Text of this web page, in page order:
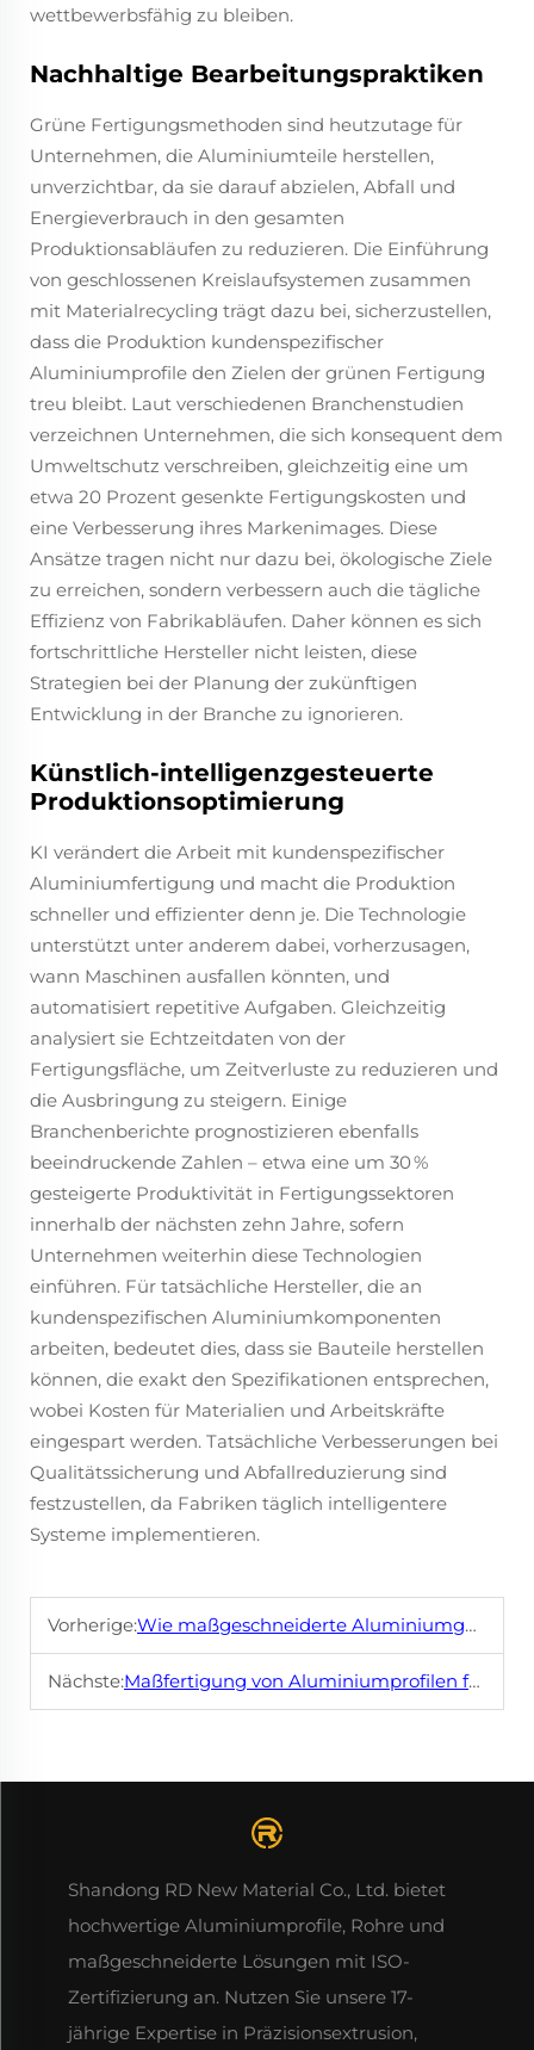
wettbewerbsfähig zu bleiben.
Nachhaltige Bearbeitungspraktiken
Grüne Fertigungsmethoden sind heutzutage für
Unternehmen, die Aluminiumteile herstellen,
unverzichtbar, da sie darauf abzielen, Abfall und
Energieverbrauch in den gesamten
Produktionsabläufen zu reduzieren. Die Einführung
von geschlossenen Kreislaufsystemen zusammen
mit Materialrecycling trägt dazu bei, sicherzustellen,
dass die Produktion kundenspezifischer
Aluminiumprofile den Zielen der grünen Fertigung
treu bleibt. Laut verschiedenen Branchenstudien
verzeichnen Unternehmen, die sich konsequent dem
Umweltschutz verschreiben, gleichzeitig eine um
etwa 20 Prozent gesenkte Fertigungskosten und
eine Verbesserung ihres Markenimages. Diese
Ansätze tragen nicht nur dazu bei, ökologische Ziele
zu erreichen, sondern verbessern auch die tägliche
Effizienz von Fabrikabläufen. Daher können es sich
fortschrittliche Hersteller nicht leisten, diese
Strategien bei der Planung der zukünftigen
Entwicklung in der Branche zu ignorieren.
Künstlich-intelligenzgesteuerte
Produktionsoptimierung
KI verändert die Arbeit mit kundenspezifischer
Aluminiumfertigung und macht die Produktion
schneller und effizienter denn je. Die Technologie
unterstützt unter anderem dabei, vorherzusagen,
wann Maschinen ausfallen könnten, und
automatisiert repetitive Aufgaben. Gleichzeitig
analysiert sie Echtzeitdaten von der
Fertigungsfläche, um Zeitverluste zu reduzieren und
die Ausbringung zu steigern. Einige
Branchenberichte prognostizieren ebenfalls
beeindruckende Zahlen – etwa eine um 30 %
gesteigerte Produktivität in Fertigungssektoren
innerhalb der nächsten zehn Jahre, sofern
Unternehmen weiterhin diese Technologien
einführen. Für tatsächliche Hersteller, die an
kundenspezifischen Aluminiumkomponenten
arbeiten, bedeutet dies, dass sie Bauteile herstellen
können, die exakt den Spezifikationen entsprechen,
wobei Kosten für Materialien und Arbeitskräfte
eingespart werden. Tatsächliche Verbesserungen bei
Qualitätssicherung und Abfallreduzierung sind
festzustellen, da Fabriken täglich intelligentere
Systeme implementieren.
Vorherige:Wie maßgeschneiderte Aluminiumgehäuse den Einsatz von Elektronik optimieren
Nächste:Maßfertigung von Aluminiumprofilen für einzigartige Projekte
Shandong RD New Material Co., Ltd. bietet
hochwertige Aluminiumprofile, Rohre und
maßgeschneiderte Lösungen mit ISO-
Zertifizierung an. Nutzen Sie unsere 17-
jährige Expertise in Präzisionsextrusion,